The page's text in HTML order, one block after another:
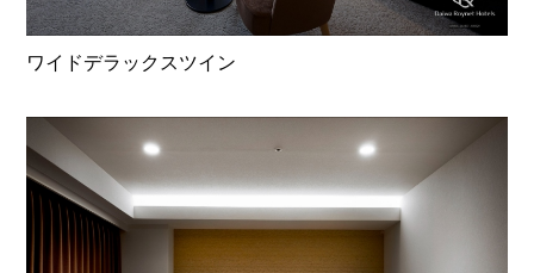
ワイドデラックスツイン